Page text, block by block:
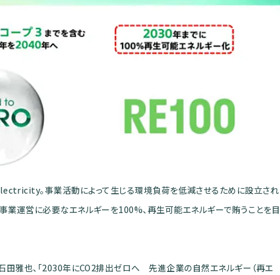
。事業活動によって生じる環境負荷を低減させるために設立され
業運営に必要なエネルギーを100%、再生可能エネルギーで賄うことを目
雅也、「2030年にCO2排出ゼロへ 先進企業の自然エネルギー（再エ